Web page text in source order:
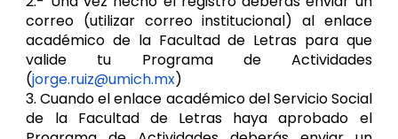
correo (utilizar correo institucional) al enlace
académico de la Facultad de Letras para que
valide tu Programa de Actividades
(jorge.ruiz@umich.mx)
3. Cuando el enlace académico del Servicio Social
de la Facultad de Letras haya aprobado el